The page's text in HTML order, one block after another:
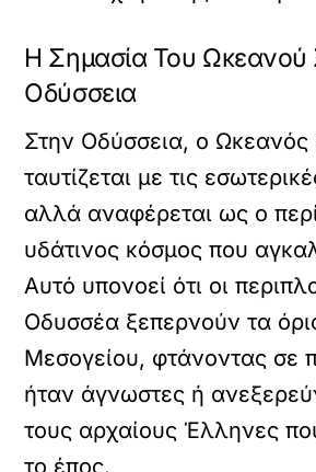
Η Σημασία Του Ωκεανού
Οδύσσεια
Στην Οδύσσεια, ο Ωκεανός
ταυτίζεται με τις
αλλά αναφέρεται ως ο
υδάτινος κόσμος που
Αυτό υπονοεί ότι οι
Οδυσσέα ξεπερνούν τα
Μεσογείου, φτάνοντας σε
ήταν άγνωστες ή
τους αρχαίους Έλληνες
το έπος.